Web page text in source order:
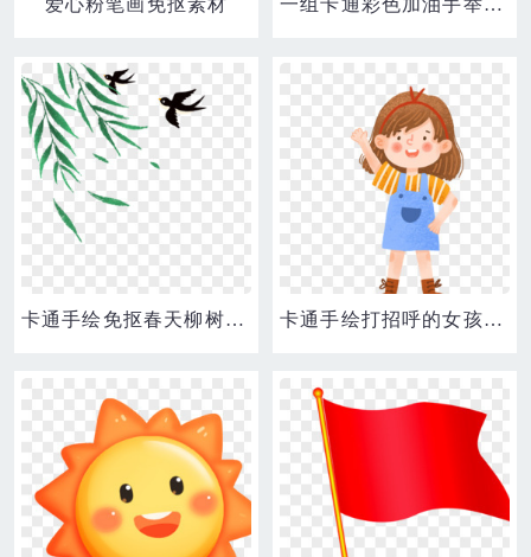
卡通手绘免抠春天柳树燕子素材 卡通手绘打招呼的女孩免抠素材